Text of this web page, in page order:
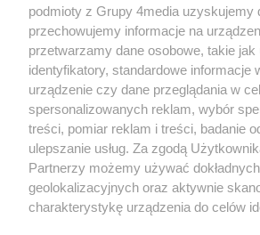
O nas Reklama
Wydarzenia
Ogłoszenia
Zapisz się do
Dołącz do grona ludzi najlepiej
Zapisz się »
podmioty z Grupy 4media uzyskujemy
przechowujemy informacje na
przetwarzamy dane osobowe, takie jak
identyfikatory, standardowe informacje
urządzenie czy dane przeglądania w
spersonalizowanych reklam, wybór
treści, pomiar reklam i treści, badanie
ulepszanie usług. Za zgodą
Partnerzy możemy używać
geolokalizacyjnych oraz aktywnie
charakterystykę urządzenia do celów